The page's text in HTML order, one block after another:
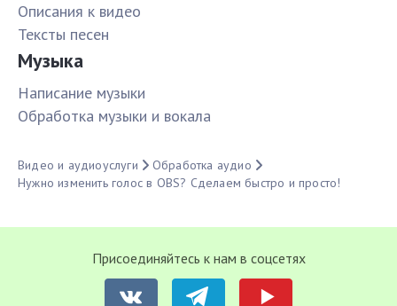
Описания к видео
Тексты песен
Музыка
Написание музыки
Обработка музыки и вокала
Видео и аудиоуслуги
Обработка аудио
Нужно изменить голос в OBS? Сделаем быстро и просто!
Присоединяйтесь к нам в соцсетях